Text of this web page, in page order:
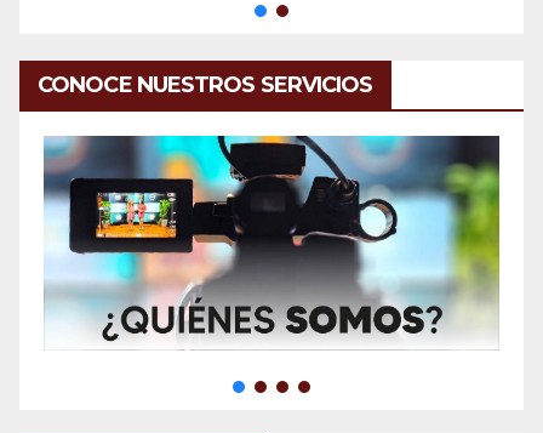
CONOCE NUESTROS SERVICIOS